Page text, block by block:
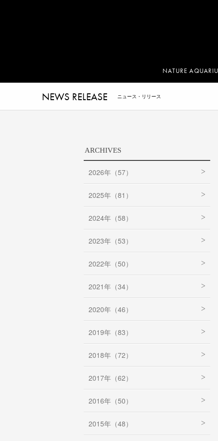
NATURE
NEWS RELEASE ニュース・リリース
ARCHIVES
2026年（57）
2025年（81）
2024年（58）
2023年（53）
2022年（50）
2021年（34）
2020年（46）
2019年（83）
2018年（72）
2017年（62）
2016年（50）
2015年（48）